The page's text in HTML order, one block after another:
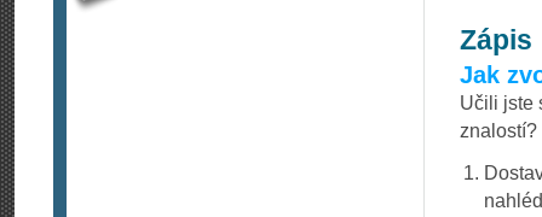
Zápis
Jak
Učili jste
znalostí?